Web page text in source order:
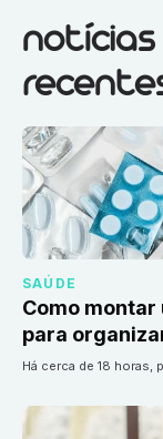
notícias
SAÚDE
Como
para
há cerca de 18 horas,